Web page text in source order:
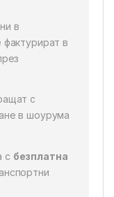
в
в
с
в шоурума
с безплатна